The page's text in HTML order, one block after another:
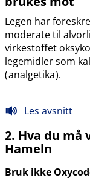
Legen har
moderate til
virkestoffet
legemidler som
(analgetika).
Les avsnitt
2. Hva du må
Hameln
Bruk ikke